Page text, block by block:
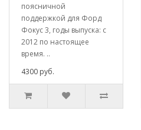
поясничной
поддержкой для Форд
Фокус 3, годы выпуска: с
2012 по настоящее
время. ..
4300 руб.